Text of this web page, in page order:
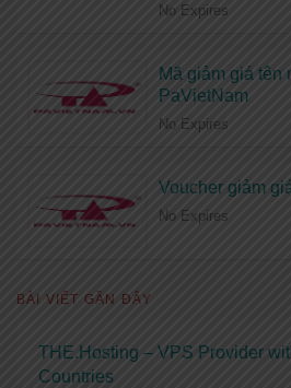
No Expires
Mã giảm giá tên
PaVietNam
No Expires
Voucher giảm
No Expires
BÀI VIẾT GẦN ĐÂY
THE.Hosting – VPS Provider
Countries